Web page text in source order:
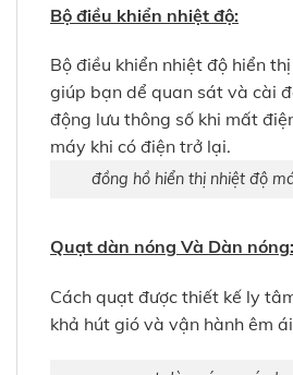
Bộ điều khiển nhiệt độ:
Bộ điều khiển nhiệt độ hiển
giúp bạn dể quan sát và cài
động lưu thông số khi mất
máy khi có điện trở lại.
đồng hồ hiển thị nhiệt độ
Quạt dàn nóng Và Dàn nóng:
Cách quạt được thiết kế ly
khả hút gió và vận hành êm ái